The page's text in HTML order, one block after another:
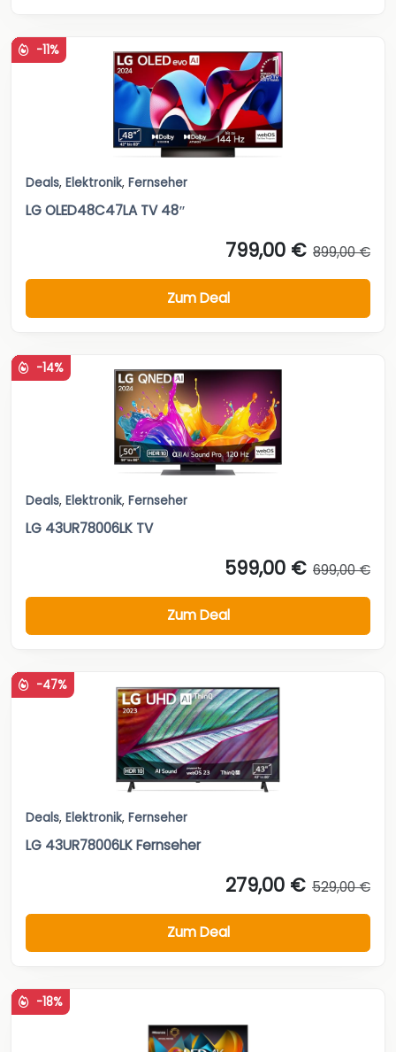
-11%
Deals, Elektronik, Fernseher
LG OLED48C47LA TV 48″
799,00 € 899,00 €
Zum Deal
-14%
Deals, Elektronik, Fernseher
LG 43UR78006LK TV
599,00 € 699,00 €
Zum Deal
-47%
Deals, Elektronik, Fernseher
LG 43UR78006LK Fernseher
279,00 € 529,00 €
Zum Deal
-18%